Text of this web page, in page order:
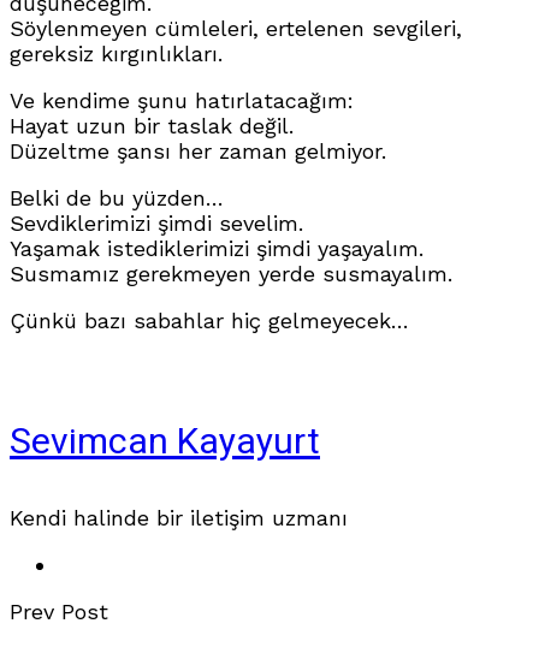
Söylenmeyen cümleleri, ertelenen sevgileri,
gereksiz kırgınlıkları.
Ve kendime şunu hatırlatacağım:
Hayat uzun bir taslak değil.
Düzeltme şansı her zaman gelmiyor.
Belki de bu yüzden…
Sevdiklerimizi şimdi sevelim.
Yaşamak istediklerimizi şimdi yaşayalım.
Susmamız gerekmeyen yerde susmayalım.
Çünkü bazı sabahlar hiç gelmeyecek…
Sevimcan Kayayurt
Kendi halinde bir iletişim uzmanı
Prev Post